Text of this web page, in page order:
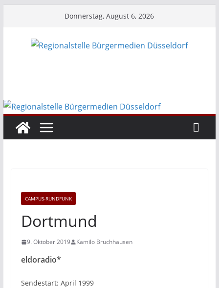
springen
Donnerstag, August 6, 2026
CAMPUS-RUNDFUNK
Dortmund
9. Oktober 2019 Kamilo Bruchhausen
eldoradio*
Sendestart: April 1999